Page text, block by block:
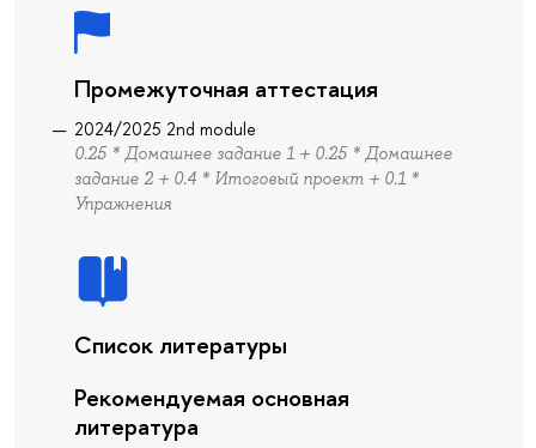
Промежуточная аттестация
2024/2025 2nd module
0.25 * Домашнее задание 1 + 0.25 * Домашнее
задание 2 + 0.4 * Итоговый проект + 0.1 *
Упражнения
Список литературы
Рекомендуемая основная
литература